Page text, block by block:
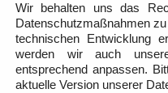
Wir behalten uns das
Datenschutzmaßnahmen
technischen Entwicklung
werden wir auch
entsprechend anpassen.
aktuelle Version unserer